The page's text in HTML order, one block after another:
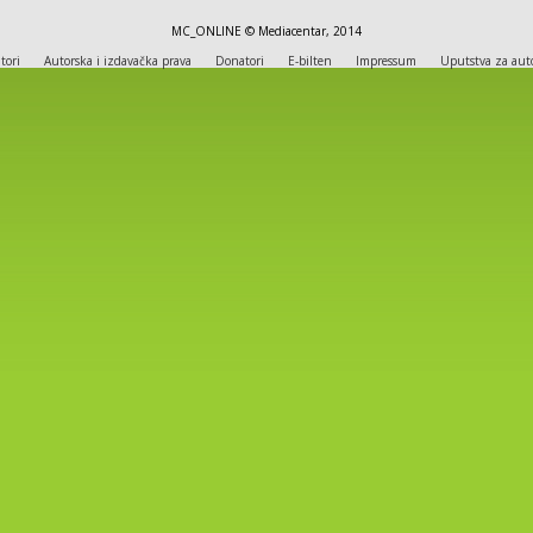
MC_ONLINE © Mediacentar, 2014
Autorska i izdavačka prava Donatori E-bilten Impressum Uputstva za